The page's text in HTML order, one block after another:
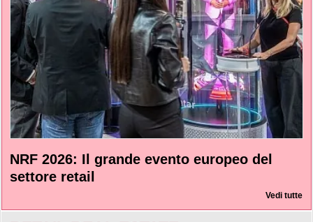
NRF 2026: Il grande evento europeo del
settore retail
Vedi tutte